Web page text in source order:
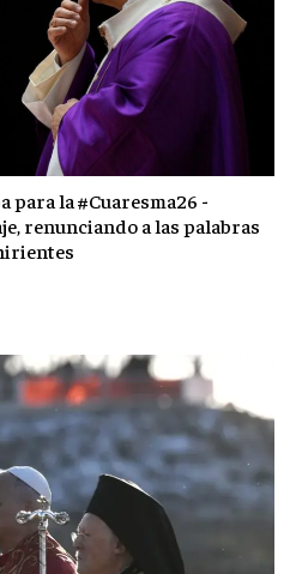
para la #Cuaresma26 -
renunciando a las palabras